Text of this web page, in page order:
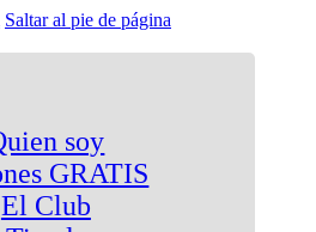
Saltar al pie de página
soy
GRATIS
El Club